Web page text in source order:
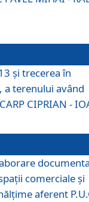
şi trecerea în
a terenului având
CIPRIAN -
comerciale şi
aferent